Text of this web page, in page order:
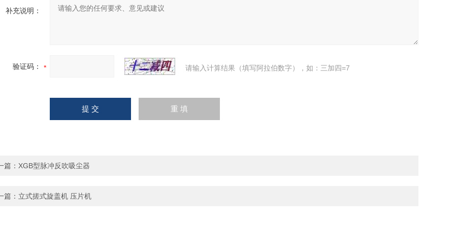
补充说明：
验证码： 请输入计算结果（填写阿拉伯数字），如：三加四=7
篇： XGB型脉冲反吹吸尘器
篇： 立式搓式旋盖机 压片机